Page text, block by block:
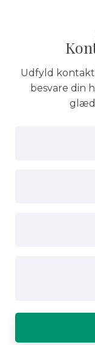
Udfyld
besvare din